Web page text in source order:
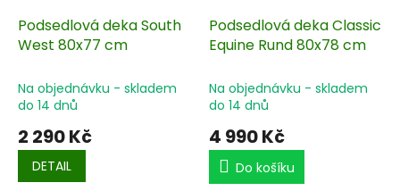
Podsedlová deka South
West 80x77 cm
Na objednávku - skladem
do 14 dnů
2 290 Kč
DETAIL
Podsedlová deka Classic
Equine Rund 80x78 cm
Na objednávku - skladem
do 14 dnů
4 990 Kč
Do košíku